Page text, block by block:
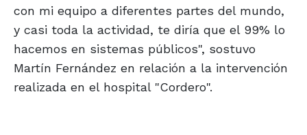
con mi equipo a diferentes partes del mundo,
y casi toda la actividad, te diría que el 99% lo
hacemos en sistemas públicos", sostuvo
Martín Fernández en relación a la intervención
realizada en el hospital "Cordero".